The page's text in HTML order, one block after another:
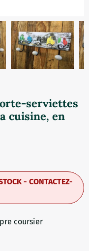
serviettes
cuisine, en
- CONTACTEZ-
coursier